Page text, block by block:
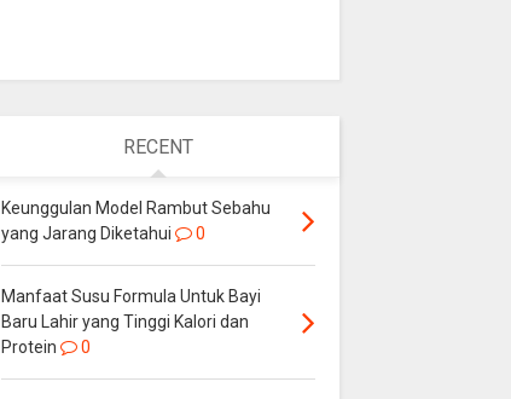
RECENT
Keunggulan Model Rambut Sebahu
yang Jarang Diketahui
0
Manfaat Susu Formula Untuk Bayi
Baru Lahir yang Tinggi Kalori dan
Protein
0